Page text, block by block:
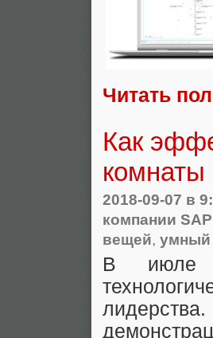
Читать
Как
2018-09-07 в
компании SAP
вещей,
В июле